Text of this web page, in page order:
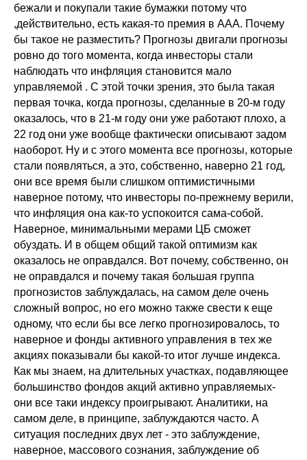
бежали и покупали такие бумажки потому что
,действительно, есть какая-то премия в ААА. Почему
бы такое не разместить? Прогнозы двигали прогнозы
ровно до того момента, когда инвесторы стали
наблюдать что инфляция становится мало
управляемой . С этой точки зрения, это была такая
первая точка, когда прогнозы, сделанные в 20-м году
оказалось, что в 21-м году они уже работают плохо, а
22 год они уже вообще фактически описывают задом
наоборот. Ну и с этого момента все прогнозы, которые
стали появляться, а это, собственно, наверно 21 год,
они все время были слишком оптимистичными
наверное потому, что инвесторы по-прежнему верили,
что инфляция она как-то успокоится сама-собой.
Наверное, минимальными мерами ЦБ сможет
обуздать. И в общем общий такой оптимизм как
оказалось не оправдался. Вот почему, собственно, он
не оправдался и почему такая большая группа
прогнозистов заблуждалась, на самом деле очень
сложный вопрос, но его можно также свести к еще
одному, что если бы все легко прогнозировалось, то
наверное и фонды активного управления в тех же
акциях показывали бы какой-то итог лучше индекса.
Как мы знаем, на длительных участках, подавляющее
большинство фондов акций активно управляемых-
они все таки индексу проигрывают. Аналитики, на
самом деле, в принципе, заблуждаются часто. А
ситуация последних двух лет - это заблуждение,
наверное, массового сознания, заблуждение об